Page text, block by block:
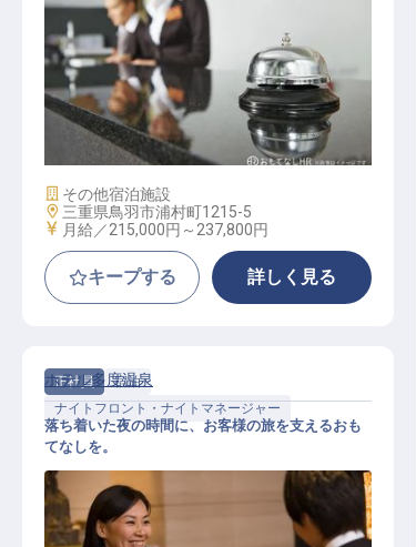
サービス総合職（フロント係）
施設業態
その他宿泊施設
勤務地
三重県鳥羽市浦村町1215-5
給与
月給／215,000円～ 237,800円
キープする 詳しく見る
正社員
宿泊
ナイトフロント・ナイトマネージャー
ホテル多度温泉
落ち着いた夜の時間に、お客様の旅を支えるおも
てなしを。